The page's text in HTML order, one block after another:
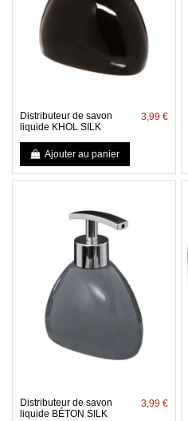
Distributeur de savon
liquide KHOL SILK
3,99 €
Ajouter au panier
Distributeur de savon
liquide BÉTON SILK
3,99 €